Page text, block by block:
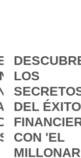
LA
LOS
DEL ÉXITO
CON 'EL